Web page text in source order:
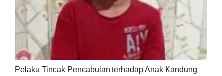
Pelaku Tindak Pencabulan terhadap Anak Kandung